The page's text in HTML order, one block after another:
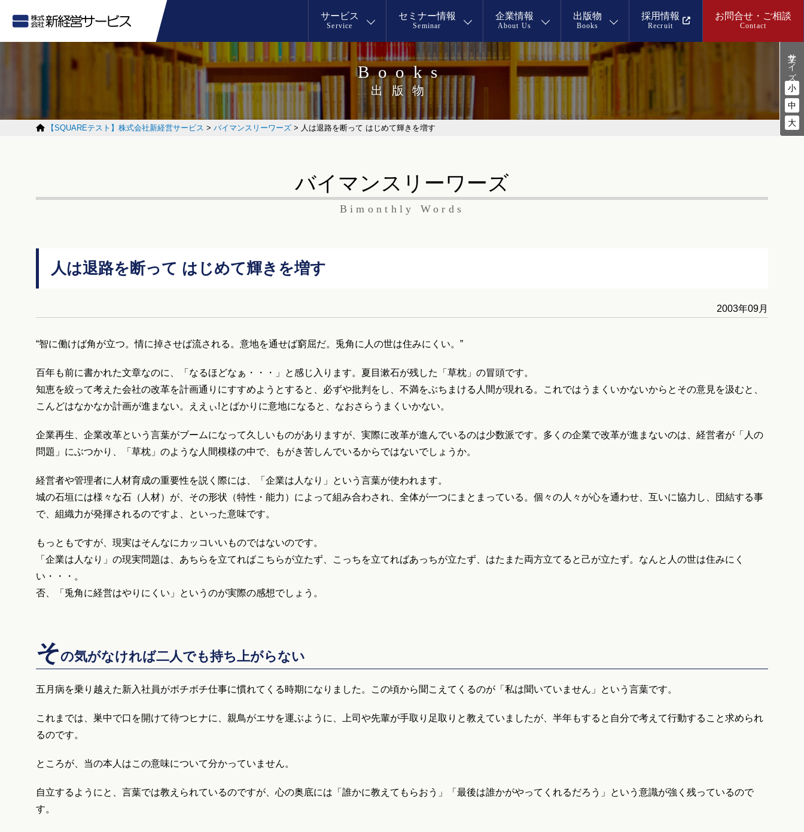
サービス
Service
セミナー情報
Seminar
企業情報
About Us
出版物
Books
採用情報
Recruit
お問合せ・ご相談
Contact
Books
出版物
【SQUAREテスト】株式会社新経営サービス > バイマンスリーワーズ > 人は退路を断って はじめて輝きを増す
バイマンスリーワーズ
Bimonthly Words
人は退路を断って はじめて輝きを増す
2003年09月
“智に働けば角が立つ。情に掉させば流される。意地を通せば窮屈だ。兎角に人の世は住みにくい。”
百年も前に書かれた文章なのに、「なるほどなぁ・・・」と感じ入ります。夏目漱石が残した「草枕」の冒頭です。
知恵を絞って考えた会社の改革を計画通りにすすめようとすると、必ずや批判をし、不満をぶちまける人間が現れる。これではうまくいかないからとその意見を汲むと、
こんどはなかなか計画が進まない。ええぃ!とばかりに意地になると、なおさらうまくいかない。
企業再生、企業改革という言葉がブームになって久しいものがありますが、実際に改革が進んでいるのは少数派です。多くの企業で改革が進まないのは、経営者が「人の
問題」にぶつかり、「草枕」のような人間模様の中で、もがき苦しんでいるからではないでしょうか。
経営者や管理者に人材育成の重要性を説く際には、「企業は人なり」という言葉が使われます。
城の石垣には様々な石（人材）が、その形状（特性・能力）によって組み合わされ、全体が一つにまとまっている。個々の人々が心を通わせ、互いに協力し、団結する事
で、組織力が発揮されるのですよ、といった意味です。
もっともですが、現実はそんなにカッコいいものではないのです。
「企業は人なり」の現実問題は、あちらを立てればこちらが立たず、こっちを立てればあっちが立たず、はたまた両方立てると己が立たず。なんと人の世は住みにく
い・・・。
否、「兎角に経営はやりにくい」というのが実際の感想でしょう。
その気がなければ二人でも持ち上がらない
五月病を乗り越えた新入社員がボチボチ仕事に慣れてくる時期になりました。この頃から聞こえてくるのが「私は聞いていません」という言葉です。
これまでは、巣中で口を開けて待つヒナに、親鳥がエサを運ぶように、上司や先輩が手取り足取りと教えていましたが、半年もすると自分で考えて行動すること求められ
るのです。
ところが、当の本人はこの意味について分かっていません。
自立するようにと、言葉では教えられているのですが、心の奥底には「誰かに教えてもらおう」「最後は誰かがやってくれるだろう」という意識が強く残っているので
す。
文字サイズ
小
中
大